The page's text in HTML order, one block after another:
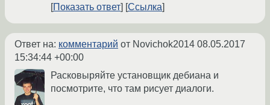
Показать ответ Ссылка
Ответ на: комментарий от Novichok2014 08.05.2017
15:34:44 +00:00
Расковыряйте установщик дебиана и
посмотрите, что там рисует диалоги.